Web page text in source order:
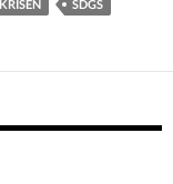
KRISEN SDGS